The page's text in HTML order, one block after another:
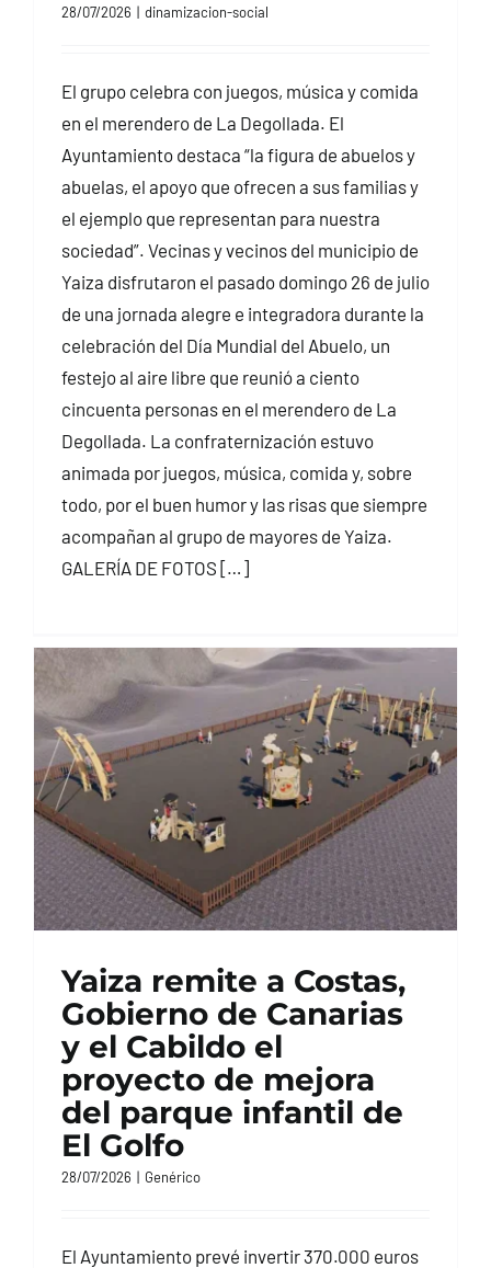
28/07/2026 | dinamizacion-social
El grupo celebra con juegos, música y comida
en el merendero de La Degollada. El
Ayuntamiento destaca “la figura de abuelos y
abuelas, el apoyo que ofrecen a sus familias y
el ejemplo que representan para nuestra
sociedad”. Vecinas y vecinos del municipio de
Yaiza disfrutaron el pasado domingo 26 de julio
de una jornada alegre e integradora durante la
celebración del Día Mundial del Abuelo, un
festejo al aire libre que reunió a ciento
cincuenta personas en el merendero de La
Degollada. La confraternización estuvo
animada por juegos, música, comida y, sobre
todo, por el buen humor y las risas que siempre
acompañan al grupo de mayores de Yaiza.
GALERÍA DE FOTOS […]
Yaiza remite a Costas,
Gobierno de Canarias
y el Cabildo el
proyecto de mejora
del parque infantil de
El Golfo
28/07/2026 | Genérico
El Ayuntamiento prevé invertir 370.000 euros